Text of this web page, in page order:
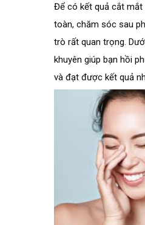
Để có kết quả cắt mắt
toàn, chăm sóc sau
trò rất quan trọng.
khuyên giúp bạn hồi
và đạt được kết quả